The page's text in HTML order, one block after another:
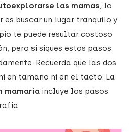
las mamas, lo
es buscar un lugar tranquilo y
te puede resultar costoso
pero si sigues estos pasos
Recuerda que las dos
en tamaño ni en el tacto. La
mamaria incluye los pasos